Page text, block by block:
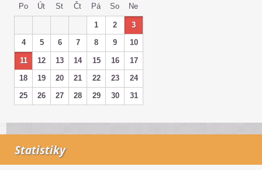
Po
Út St Čt Pá So Ne
1 2
3
4
5 6 7 8 9 10
11 12 13 14 15 16
17
18
19 20 21 22 23
24
25
26 27 28 29 30 31
Statistiky